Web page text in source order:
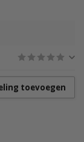
toevoegen